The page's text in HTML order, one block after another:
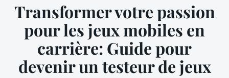
Transformer votre passion
pour les jeux mobiles en
carrière: Guide pour
devenir un testeur de jeux